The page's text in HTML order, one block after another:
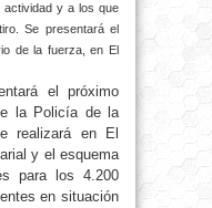
actividad y a los que
Se presentará el
de la fuerza, en El
el próximo
la Policía de la
realizará en El
y el esquema
para los 4.200
en situación